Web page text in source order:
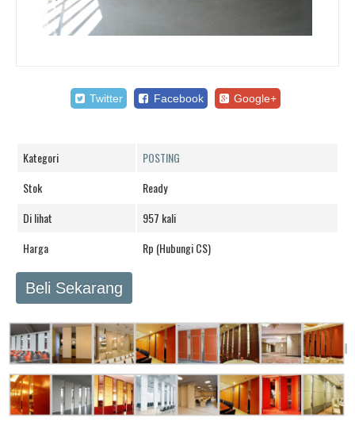
Twitter Facebook Google+
Kategori
POSTING
Stok
Ready
Di lihat
957 kali
Harga
Rp (Hubungi CS)
Beli Sekarang